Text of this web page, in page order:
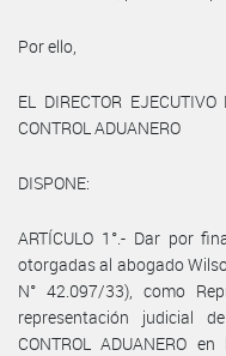
Por ello,
EL DIRECTOR
CONTROL ADUANERO
DISPONE:
ARTÍCULO 1°.- Dar por
otorgadas al abogado
N° 42.097/33), como
representación judicial
CONTROL ADUANERO